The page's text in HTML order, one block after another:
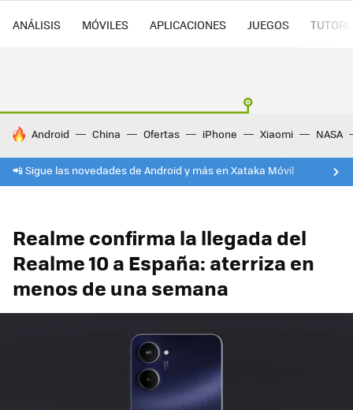
ANÁLISIS MÓVILES APLICACIONES JUEGOS
HOY SE HABLA DE
Android China Ofertas iPhone Xiaomi NASA
📲 Sigue las novedades de Android y más en Xataka Móvil
Realme confirma la llegada del
Realme 10 a España: aterriza en
menos de una semana